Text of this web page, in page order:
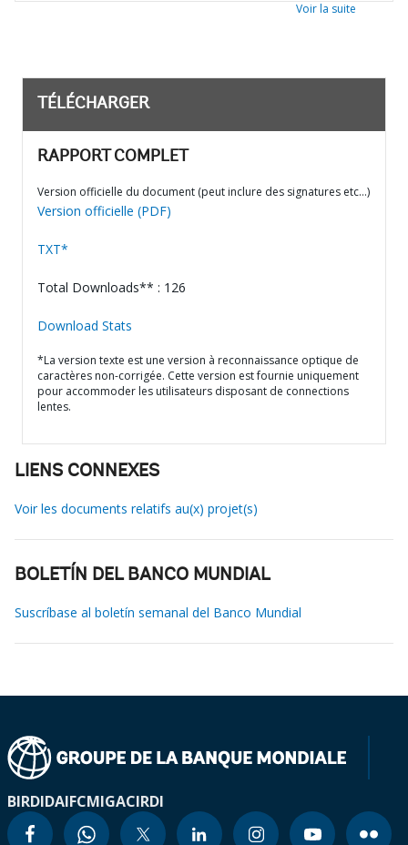
Voir la suite
TÉLÉCHARGER
RAPPORT COMPLET
Version officielle du document (peut inclure des signatures etc…)
Version officielle (PDF)
TXT*
Total Downloads** : 126
Download Stats
*La version texte est une version à reconnaissance optique de
caractères non-corrigée. Cette version est fournie uniquement
pour accommoder les utilisateurs disposant de connections
lentes.
LIENS CONNEXES
Voir les documents relatifs au(x) projet(s)
BOLETÍN DEL BANCO MUNDIAL
Suscríbase al boletín semanal del Banco Mundial
BIRDIDAIFCMIGACIRDI